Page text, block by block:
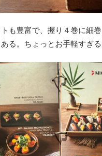
も豊富で、握り４巻に細
る。ちょっとお手軽すぎ